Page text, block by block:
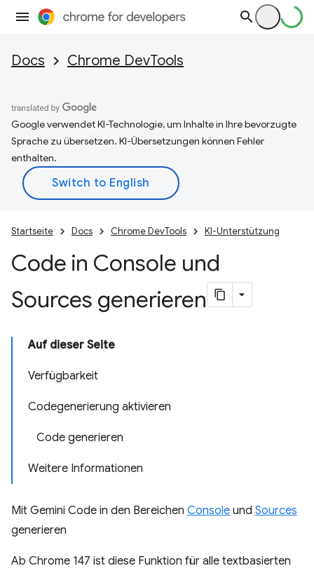
Docs Chrome DevTools
Google verwendet KI-Technologie, um Inhalte in Ihre bevorzugte
Sprache zu übersetzen. KI-Übersetzungen können Fehler
enthalten.
Startseite Docs Chrome DevTools KI-Unterstützung
Code in Console und
Sources generieren
Auf dieser Seite
Verfügbarkeit
Codegenerierung aktivieren
Code generieren
Weitere Informationen
Mit Gemini Code in den Bereichen Console und Sources
generieren
Ab Chrome 147 ist diese Funktion für alle textbasierten